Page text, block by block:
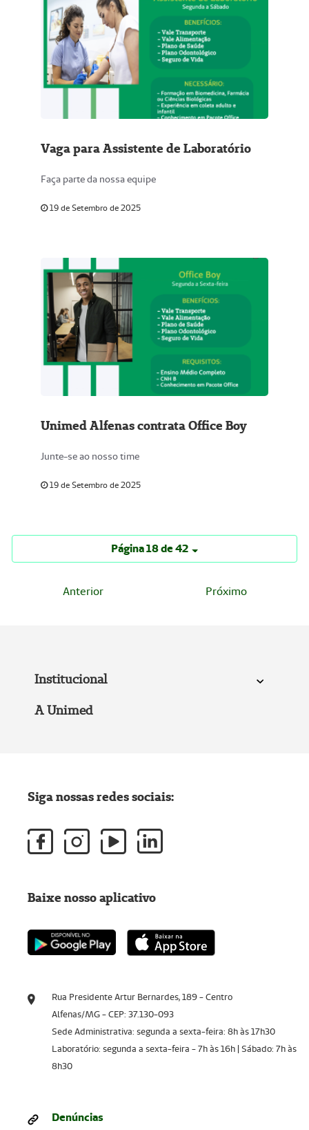
Vaga para Assistente de Laboratório
Faça parte da nossa equipe
19 de Setembro de 2025
Unimed Alfenas contrata Office Boy
Junte-se ao nosso time
19 de Setembro de 2025
Página 18 de 42
Anterior Próximo
Institucional
A Unimed
Rua Presidente Artur Bernardes, 189 - Centro
Alfenas/MG - CEP: 37.130-093
Sede Administrativa: segunda a sexta-feira: 8h às 17h30
Laboratório: segunda a sexta-feira - 7h às 16h | Sábado: 7h às
8h30
Denúncias
Siga nossas redes sociais:
Baixe nosso aplicativo